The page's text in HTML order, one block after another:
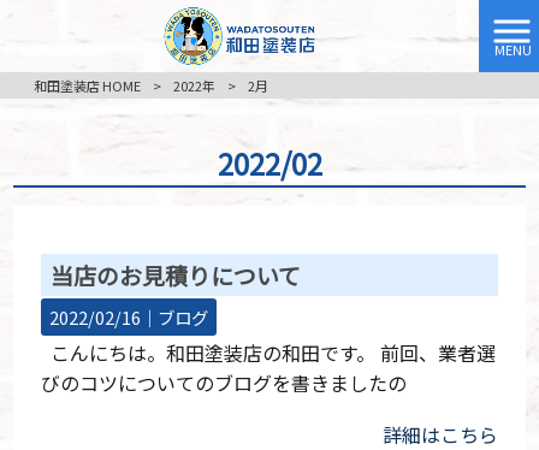
MENU
和田塗装店 HOME
> 2022年 > 2月
2022/02
当店のお見積りについて
2022/02/16｜ ブログ
こんにちは。和田塗装店の和田です。 前回、業者選
びのコツについてのブログを書きましたの
詳細はこちら